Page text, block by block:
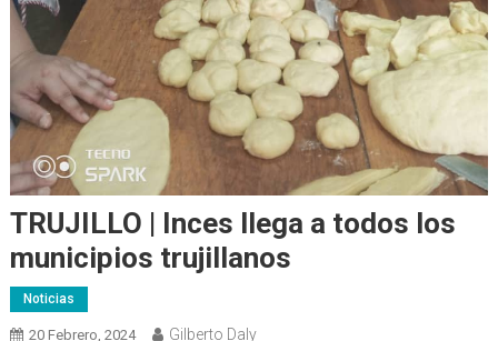
TRUJILLO | Inces llega a todos los
municipios trujillanos
Noticias
20 Febrero, 2024 Gilberto Daly